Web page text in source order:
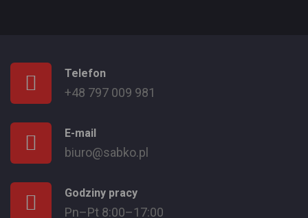
Telefon
+48 797 009 981
E-mail
biuro@sabko.pl
Godziny pracy
Pn–Pt 8:00–17:00